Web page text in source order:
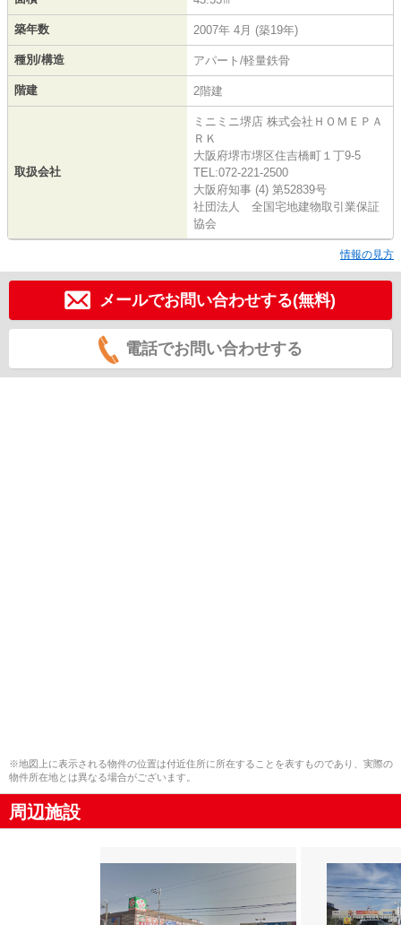
築年数 2007年 4月 (築19年)
種別/構造 アパート/軽量鉄骨
階建 2階建
取扱会社
ミニミニ堺店 株式会社ＨＯＭＥＰＡ
ＲＫ
大阪府堺市堺区住吉橋町１丁9-5
TEL:072-221-2500
大阪府知事 (4) 第52839号
社団法人 全国宅地建物取引業保証
協会
情報の見方
メールでお問い合わせする(無料)
電話でお問い合わせする
※地図上に表示される物件の位置は付近住所に所在することを表すものであり、実際の
物件所在地とは異なる場合がございます。
周辺施設